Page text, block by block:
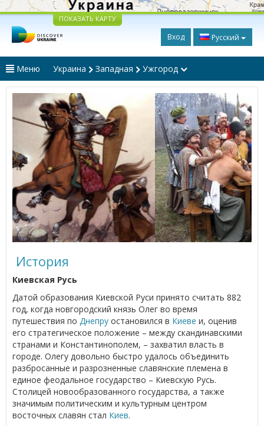
ПОКАЗАТЬ КАРТУ
Вход Русский
Меню Украина Западная Ужгород
История
Киевская Русь
Датой образования Киевской Руси принято считать 882
год, когда новгородский князь Олег во время
путешествия по Днепру остановился в Киеве и, оценив
его стратегическое положение – между скандинавскими
странами и Константинополем, – захватил власть в
городе. Олегу довольно быстро удалось объединить
разбросанные и разрозненные славянские племена в
единое феодальное государство – Киевскую Русь.
Столицей новообразованного государства, а также
значимым политическим и культурным центром
восточных славян стал Киев.